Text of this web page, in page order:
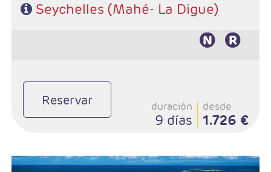
Seychelles (Mahé- La Digue)
Reservar duración
9 días
desde
1.726 €